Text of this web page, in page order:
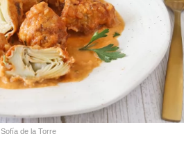
Sofía de la Torre